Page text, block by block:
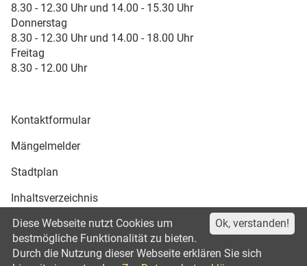
8.30 - 12.30 Uhr und 14.00 - 15.30 Uhr
Donnerstag
8.30 - 12.30 Uhr und 14.00 - 18.00 Uhr
Freitag
8.30 - 12.00 Uhr
Kontaktformular
Mängelmelder
Stadtplan
Inhaltsverzeichnis
Druckansicht
Impressum Datenschutz
Ok, verstanden!
Diese Webseite nutzt Cookies um
bestmögliche Funktionalität zu bieten.
Durch die Nutzung dieser Webseite erklären Sie sich